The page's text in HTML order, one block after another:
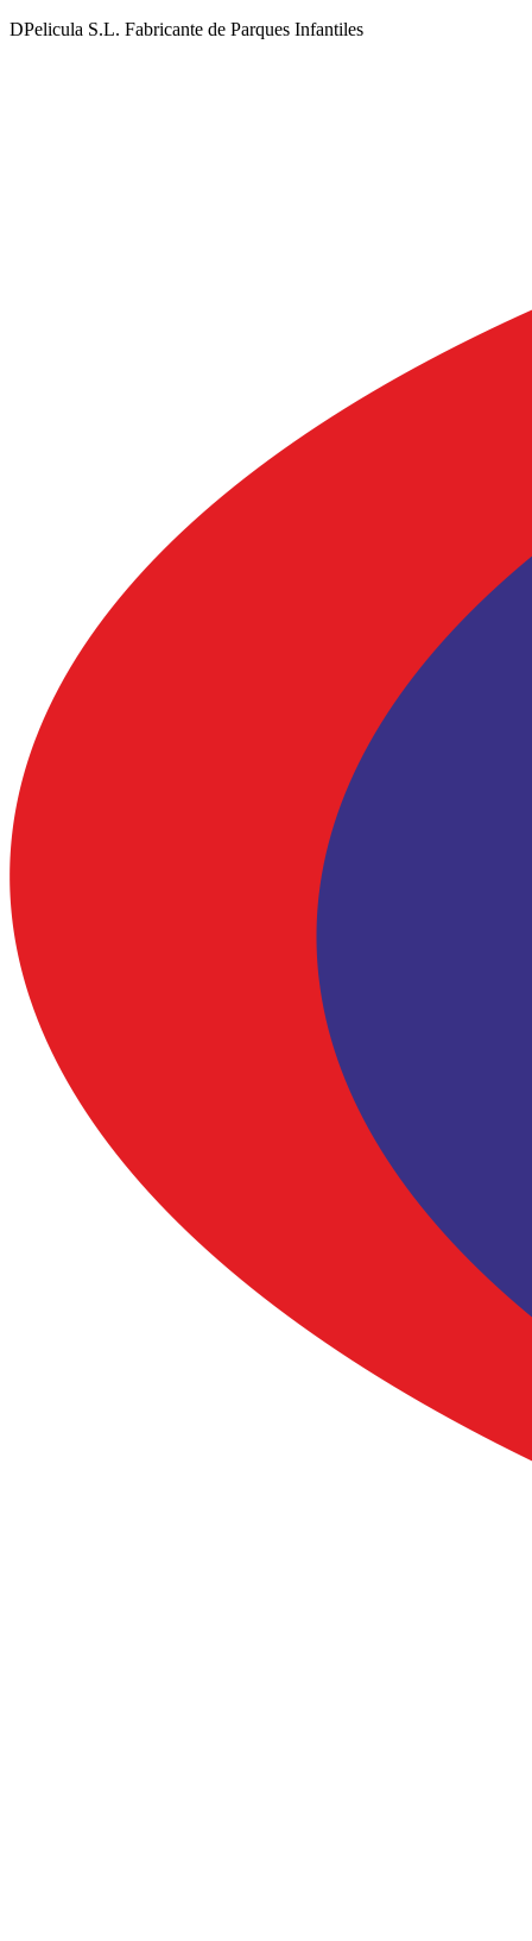
DPelicula S.L. Fabricante de Parques Infantiles